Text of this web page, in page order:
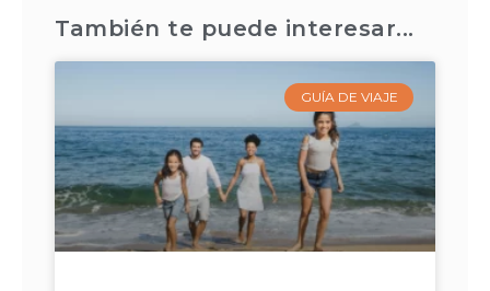
También te puede interesar...
GUÍA DE VIAJE